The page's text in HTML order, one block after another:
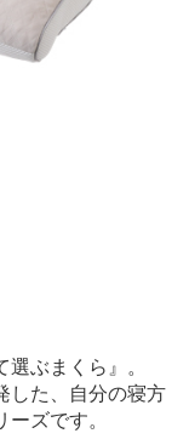
ぶまくら』。
した、自分の寝方
ズです。